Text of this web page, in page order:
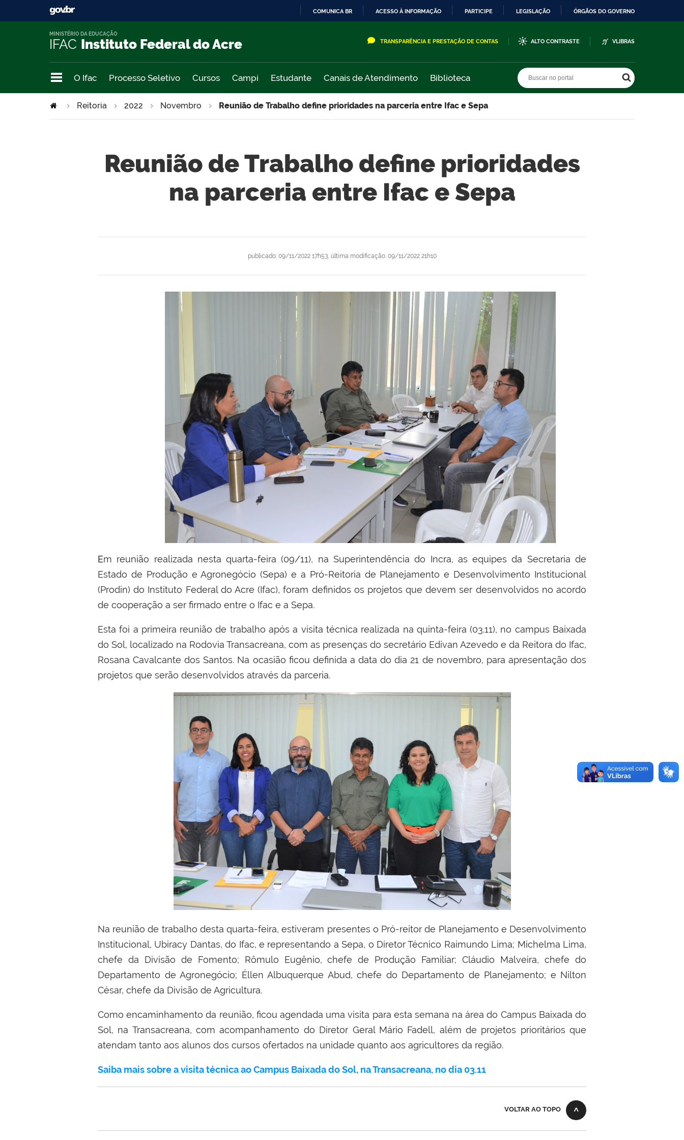
COMUNICA BR ACESSO À INFORMAÇÃO PARTICIPE LEGISLAÇÃO ÓRGÃOS DO GOVERNO
IFAC Instituto Federal do Acre
MINISTÉRIO DA EDUCAÇÃO
TRANSPARÊNCIA E PRESTAÇÃO DE CONTAS ALTO CONTRASTE VLIBRAS
O Ifac Processo Seletivo Cursos Campi Estudante Canais de Atendimento Biblioteca
Reitoria 2022 Novembro Reunião de Trabalho define prioridades na parceria entre Ifac e Sepa
Reunião de Trabalho define prioridades
na parceria entre Ifac e Sepa
publicado: 09/11/2022 17h53, última modificação: 09/11/2022 21h10
Em reunião realizada nesta quarta-feira (09/11), na Superintendência do Incra, as equipes da Secretaria de
Estado de Produção e Agronegócio (Sepa) e a Pró-Reitoria de Planejamento e Desenvolvimento Institucional
(Prodin) do Instituto Federal do Acre (Ifac), foram definidos os projetos que devem ser desenvolvidos no acordo
de cooperação a ser firmado entre o Ifac e a Sepa.
Esta foi a primeira reunião de trabalho após a visita técnica realizada na quinta-feira (03.11), no campus Baixada
do Sol, localizado na Rodovia Transacreana, com as presenças do secretário Edivan Azevedo e da Reitora do Ifac,
Rosana Cavalcante dos Santos. Na ocasião ficou definida a data do dia 21 de novembro, para apresentação dos
projetos que serão desenvolvidos através da parceria.
Na reunião de trabalho desta quarta-feira, estiveram presentes o Pró-reitor de Planejamento e Desenvolvimento
Institucional, Ubiracy Dantas, do Ifac, e representando a Sepa, o Diretor Técnico Raimundo Lima; Michelma Lima,
chefe da Divisão de Fomento; Rômulo Eugênio, chefe de Produção Familiar; Cláudio Malveira, chefe do
Departamento de Agronegócio; Éllen Albuquerque Abud, chefe do Departamento de Planejamento; e Nilton
César, chefe da Divisão de Agricultura.
Como encaminhamento da reunião, ficou agendada uma visita para esta semana na área do Campus Baixada do
Sol, na Transacreana, com acompanhamento do Diretor Geral Mário Fadell, além de projetos prioritários que
atendam tanto aos alunos dos cursos ofertados na unidade quanto aos agricultores da região.
Saiba mais sobre a visita técnica ao Campus Baixada do Sol, na Transacreana, no dia 03.11
VOLTAR AO TOPO